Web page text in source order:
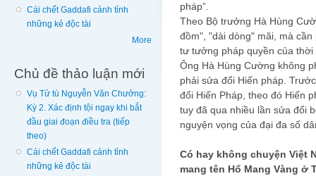
Cái chết Gaddafi cảnh tỉnh
những kẻ độc tài
More
Chủ đề thảo luận mới
Vụ Tử tù Nguyễn Văn Chưởng:
Kỳ 2. Xác định tội ngay khi bắt
đầu giai đoạn điều tra (tiếp
theo)
Cái chết Gaddafi cảnh tỉnh
những kẻ độc tài
pháp”.
Theo Bộ trưởng Hà Hùng
đồm", "dài dòng" mãi, mà
tư tưởng pháp quyền của thời
Ông Hà Hùng Cường không
phải sửa đổi Hiến pháp.
đổi Hiến Pháp, theo đó Hiến
tuy đã qua nhiều lần sửa đổi
nguyện vọng của đại đa số
Có hay không chuyện Việt
mang tên Hổ Mang Vàng ở